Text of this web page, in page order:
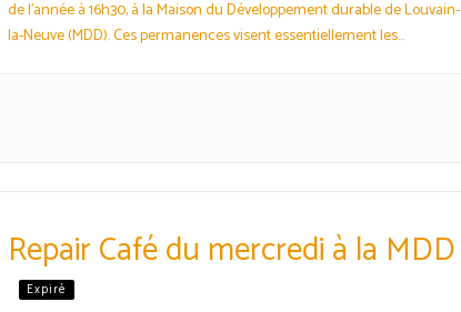
de l’année à 16h30, à la Maison du Développement durable de Louvain-
la-Neuve (MDD). Ces permanences visent essentiellement les
Repair Café du mercredi à la MDD
Expiré